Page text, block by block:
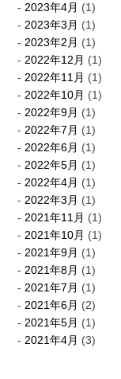
2023年4月 (1)
2023年3月 (1)
2023年2月 (1)
2022年12月 (1)
2022年11月 (1)
2022年10月 (1)
2022年9月 (1)
2022年7月 (1)
2022年6月 (1)
2022年5月 (1)
2022年4月 (1)
2022年3月 (1)
2021年11月 (1)
2021年10月 (1)
2021年9月 (1)
2021年8月 (1)
2021年7月 (1)
2021年6月 (2)
2021年5月 (1)
2021年4月 (3)